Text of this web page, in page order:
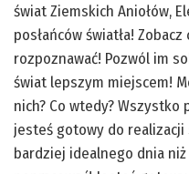
świat Ziemskich Aniołów,
posłańców światła!
rozpoznawać! Pozwól im
świat lepszym miejscem!
nich? Co wtedy?
jesteś gotowy do
bardziej idealnego dnia